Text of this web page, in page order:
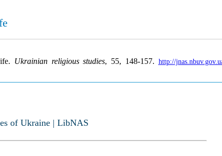
Ukrainian religious studies, 55, 148-157. http://
of Ukraine | LibNAS